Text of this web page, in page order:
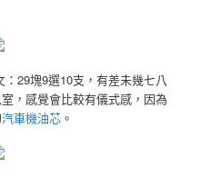
29塊9選10支，有差未幾七八
，感覺會比較有儀式感，因為
汽車機油芯 。